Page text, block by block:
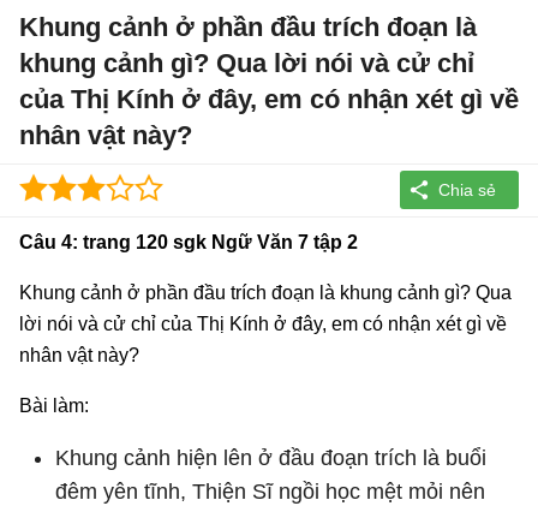
Khung cảnh ở phần đầu trích đoạn là
khung cảnh gì? Qua lời nói và cử chỉ
của Thị Kính ở đây, em có nhận xét gì về
nhân vật này?
Câu 4: trang 120 sgk Ngữ Văn 7 tập 2
Khung cảnh ở phần đầu trích đoạn là khung cảnh gì? Qua
lời nói và cử chỉ của Thị Kính ở đây, em có nhận xét gì về
nhân vật này?
Bài làm:
Khung cảnh hiện lên ở đầu đoạn trích là buổi
đêm yên tĩnh, Thiện Sĩ ngồi học mệt mỏi nên